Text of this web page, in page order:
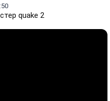
quake 2